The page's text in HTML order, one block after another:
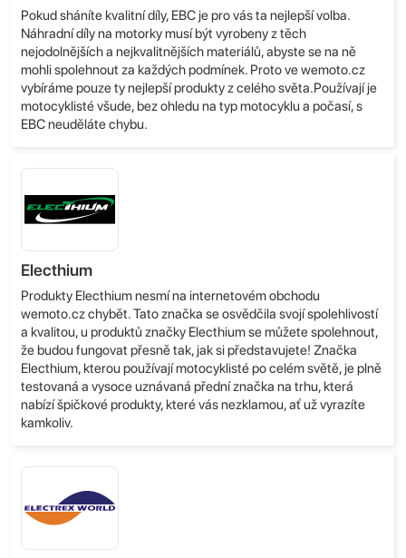
Pokud sháníte kvalitní díly, EBC je pro vás ta nejlepší volba.
Náhradní díly na motorky musí být vyrobeny z těch
nejodolnějších a nejkvalitnějších materiálů, abyste se na ně
mohli spolehnout za každých podmínek. Proto ve wemoto.cz
vybíráme pouze ty nejlepší produkty z celého světa.Používají je
motocyklisté všude, bez ohledu na typ motocyklu a počasí, s
EBC neuděláte chybu.
Electhium
Produkty Electhium nesmí na internetovém obchodu
wemoto.cz chybět. Tato značka se osvědčila svojí spolehlivostí
a kvalitou, u produktů značky Electhium se můžete spolehnout,
že budou fungovat přesně tak, jak si představujete! Značka
Electhium, kterou používají motocyklisté po celém světě, je plně
testovaná a vysoce uznávaná přední značka na trhu, která
nabízí špičkové produkty, které vás nezklamou, ať už vyrazíte
kamkoliv.